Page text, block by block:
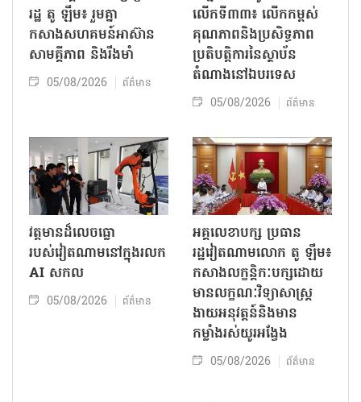
រដ្ឋ តូ ឡឹម៖ រួមគ្នា
កសាងសហគមន៍អាស៊ាន
សាមគ្គីភាព និងរឹងមាំ
05/08/2026 ព័ត៌មាន
លើកទី៣៣៖ លើក​កម្ពស់
គុណភាពនិងប្រសិទ្ធភាព
ប្រតិបត្តិការ​នៃស្ថាប័ន​​
តំណាងនៅឯ​បរទេស​
05/08/2026 ព័ត៌មាន
វត្តមានដ៏លេចធ្លោ
របស់វៀតណាមនៅក្នុងរលក
AI សកល
05/08/2026 ព័ត៌មាន
អគ្គលេខាបក្ស ប្រធាន
រដ្ឋវៀតណាមលោក តូ ឡឹម៖
កសាងលក្ខន្តិកៈបក្សដោយ
មានលក្ខណៈវិទ្យាសាស្ត្រ
ងាយអនុវត្តន៍និងមាន
កម្លាំងរស់យូរអង្វែង
05/08/2026 ព័ត៌មាន